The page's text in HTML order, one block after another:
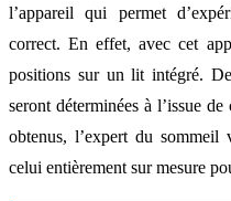
l’appareil qui permet
correct. En effet, avec cet
positions sur un lit intégré.
seront déterminées à l’issue
obtenus, l’expert du sommeil
celui entièrement sur mesure